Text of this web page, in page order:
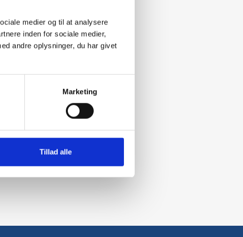
medier og til at analysere
inden for sociale medier,
andre oplysninger, du har givet
Marketing
Tillad alle